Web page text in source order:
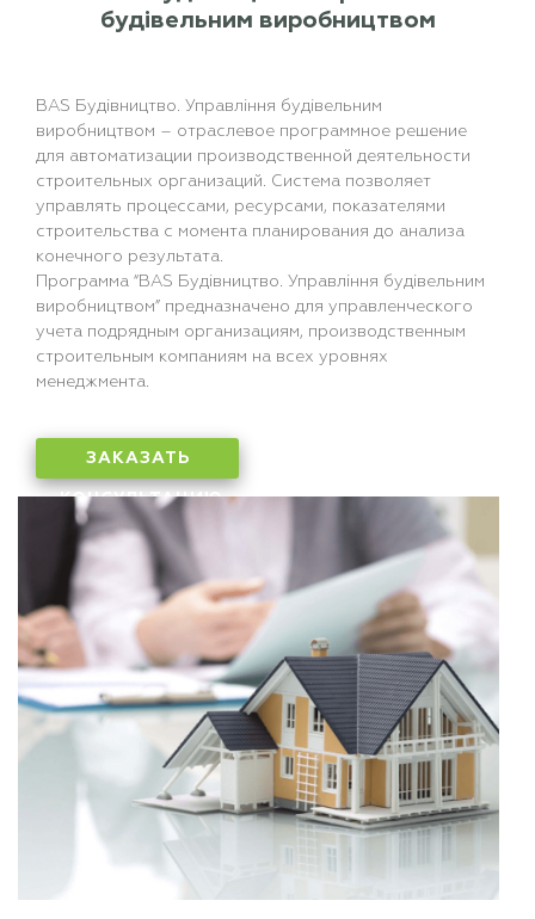
будівельним виробництвом
BAS Будівництво. Управління будівельним
виробництвом – отраслевое программное решение
для автоматизации производственной деятельности
строительных организаций. Система позволяет
управлять процессами, ресурсами, показателями
строительства с момента планирования до анализа
конечного результата.
Программа “BAS Будівництво. Управління будівельним
виробництвом” предназначено для управленческого
учета подрядным организациям, производственным
строительным компаниям на всех уровнях
менеджмента.
ЗАКАЗАТЬ
КОНСУЛЬТАЦИЮ